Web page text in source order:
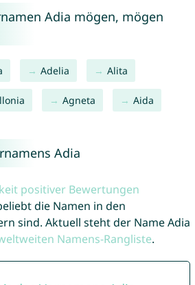
Adia mögen, mögen
Adelia Alita
Agneta Aida
Adia
positiver Bewertungen
die Namen in den
sind. Aktuell steht der Name Adia
Namens-Rangliste.